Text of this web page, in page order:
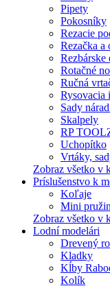
Pipety
Pokosníky
Rezacie
Rezačka a
Rezbárske
Rotačné
Ručná
Rysovacia
Sady
Skalpely
RP
Uchopítko
Vrtáky,
Zobraz všetko v
Príslušenstvo k
Koľaje
Mini
Zobraz všetko v
Lodní modelári
Drevený
Kladky
Kĺby
Kolík